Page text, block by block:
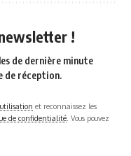
!
de dernière minute
de réception.
et reconnaissez les
de confidentialité . Vous pouvez